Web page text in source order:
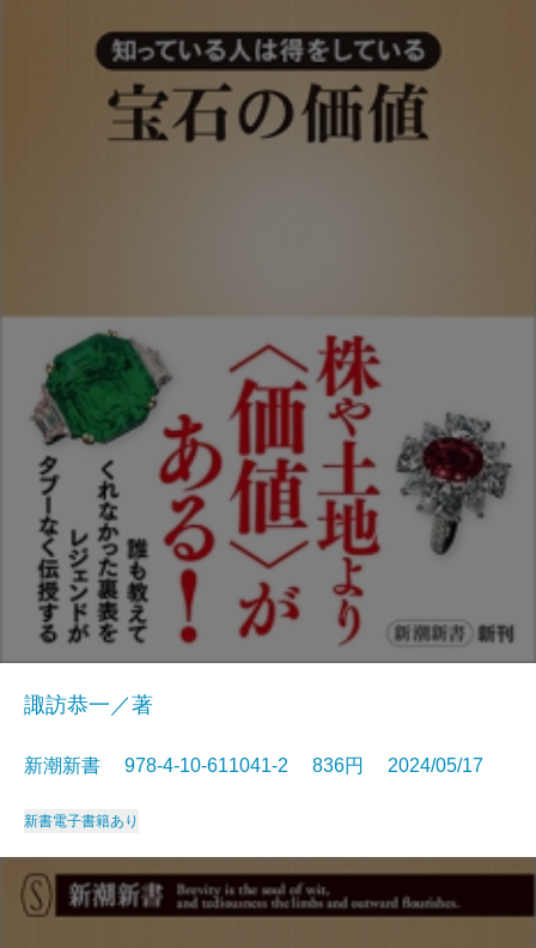
諏訪恭一／著
新潮新書 978-4-10-611041-2 836円 2024/05/17
新書電子書籍あり